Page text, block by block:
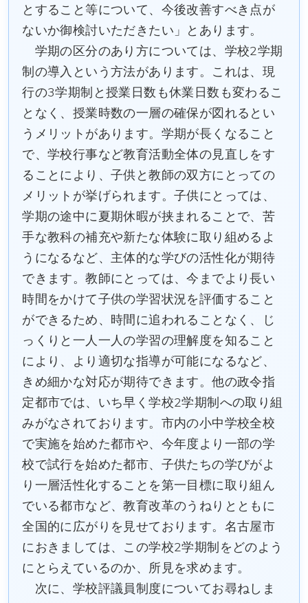
とすること等について、今後改善すべき点が
ないか御検討いただきたい」とあります。
学期の区分のあり方については、学校2学期
制の導入という方法があります。これは、現
行の3学期制と授業日数も休業日数も変わるこ
となく、授業時数の一層の確保が図れるとい
うメリットがあります。学期が長くなること
で、学校行事など教育活動全体の見直しをす
ることにより、子供と教師の双方にとっての
メリットが挙げられます。子供にとっては、
学期の途中に夏期休暇が挟まれることで、苦
手な教科の補充や新たな体験に取り組めるよ
うになるなど、主体的な学びの活性化が期待
できます。教師にとっては、今までより長い
時間をかけて子供の学習状況を評価すること
ができるため、時間に追われることなく、じ
っくりと一人一人の学習の理解度を知ること
により、より適切な指導が可能になるなど、
きめ細かな対応が期待できます。他の政令指
定都市では、いち早く学校2学期制への取り組
みがなされております。市内の小中学校全校
で実施を始めた都市や、今年度より一部の学
校で試行を始めた都市、子供たちの学びがよ
り一層活性化することを第一目標に取り組ん
でいる都市など、教育改革のうねりとともに
全国的に広がりを見せております。名古屋市
におきましては、この学校2学期制をどのよう
にとらえているのか、所見を求めます。
次に、学校評議員制度についてお尋ねしま